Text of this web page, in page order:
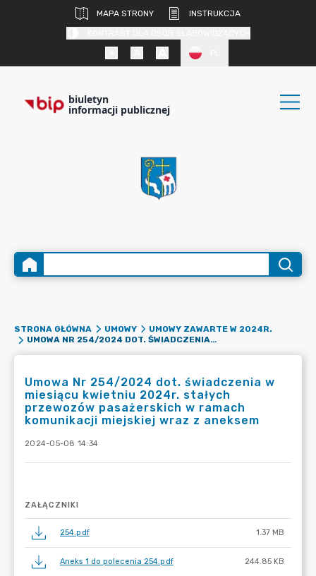
MAPA STRONY
INSTRUKCJA
biuletyn
informacji publicznej
STRONA GŁÓWNA UMOWY
UMOWY ZAWARTE W 2024R.
UMOWA NR 254/2024 DOT. ŚWIADCZENIA W MIESIĄCU KWIETNIU 2024R. STAŁYCH PRZEWOZÓW PASAŻERSKICH W RAMACH KOMUNIKACJI MIEJSKIEJ WRAZ Z ANEKSEM
Umowa Nr 254/2024 dot. świadczenia w
miesiącu kwietniu 2024r. stałych
przewozów pasażerskich w ramach
komunikacji miejskiej wraz z aneksem
2024-05-08 14:34
ZAŁĄCZNIKI
254.pdf 1.37 MB
Aneks 1 do polecenia 254.pdf 244.85 KB